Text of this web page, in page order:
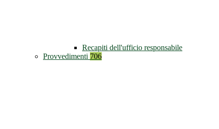
Recapiti dell'ufficio responsabile
Provvedimenti 706